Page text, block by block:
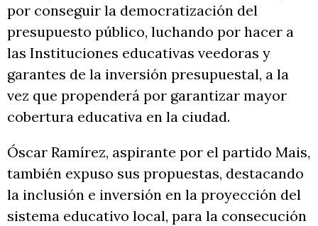
por conseguir la democratización del
presupuesto público, luchando por hacer a
las Instituciones educativas veedoras y
garantes de la inversión presupuestal, a la
vez que propenderá por garantizar mayor
cobertura educativa en la ciudad.
Óscar Ramírez, aspirante por el partido Mais,
también expuso sus propuestas, destacando
la inclusión e inversión en la proyección del
sistema educativo local, para la consecución